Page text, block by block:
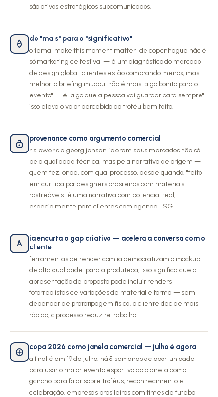
são ativos estratégicos subcomunicados.
do "mais" para o "significativo"
o tema "make this moment matter" de copenhague não é
só marketing de festival — é um diagnóstico do mercado
de design global. clientes estão comprando menos, mas
melhor. o briefing mudou: não é mais "algo bonito para o
evento" — é "algo que a pessoa vai guardar para sempre".
isso eleva o valor percebido do troféu bem feito.
provenance como argumento comercial
r.s. owens e georg jensen lideram seus mercados não só
pela qualidade técnica, mas pela narrativa de origem —
quem fez, onde, com qual processo, desde quando. "feito
em curitiba por designers brasileiros com materiais
rastreáveis" é uma narrativa com potencial real,
especialmente para clientes com agenda ESG.
ia encurta o gap criativo — acelera a conversa com o
cliente
ferramentas de render com ia democratizam o mockup
de alta qualidade. para a produteca, isso significa que a
apresentação de proposta pode incluir renders
fotorrealistas de variações de material e forma — sem
depender de prototipagem física. o cliente decide mais
rápido, o processo reduz retrabalho.
copa 2026 como janela comercial — julho é agora
a final é em 19 de julho. há 5 semanas de oportunidade
para usar o maior evento esportivo do planeta como
gancho para falar sobre troféus, reconhecimento e
celebração. empresas brasileiras com times de futebol